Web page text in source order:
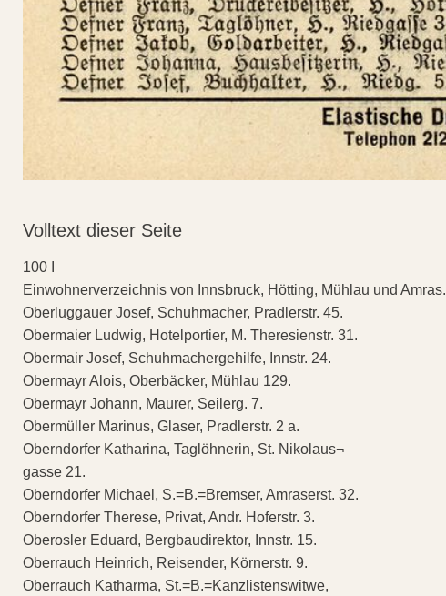
Volltext dieser Seite
100 I
Einwohnerverzeichnis von Innsbruck, Hötting, Mühlau und Amras.
Oberluggauer Josef, Schuhmacher, Pradlerstr. 45.
Obermaier Ludwig, Hotelportier, M. Theresienstr. 31.
Obermair Josef, Schuhmachergehilfe, Innstr. 24.
Obermayr Alois, Oberbäcker, Mühlau 129.
Obermayr Johann, Maurer, Seilerg. 7.
Obermüller Marinus, Glaser, Pradlerstr. 2 a.
Oberndorfer Katharina, Taglöhnerin, St. Nikolaus¬
gasse 21.
Oberndorfer Michael, S.=B.=Bremser, Amraserst. 32.
Oberndorfer Therese, Privat, Andr. Hoferstr. 3.
Oberosler Eduard, Bergbaudirektor, Innstr. 15.
Oberrauch Heinrich, Reisender, Körnerstr. 9.
Oberrauch Katharma, St.=B.=Kanzlistenswitwe,